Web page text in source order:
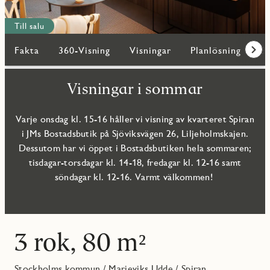
Till salu
Fakta 360-Visning Visningar Planlösning
Visningar i sommar
Varje onsdag kl. 15-16 håller vi visning av kvarteret Spiran
i JMs Bostadsbutik på Sjöviksvägen 26, Liljeholmskajen.
Dessutom har vi öppet i Bostadsbutiken hela sommaren;
tisdagar-torsdagar kl. 14-18, fredagar kl. 12-16 samt
söndagar kl. 12-16. Varmt välkommen!
3 rok, 80 m²